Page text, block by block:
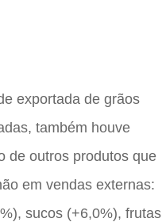
exportada de grãos
também houve
de outros produtos que
em vendas externas:
sucos (+6,0%), frutas